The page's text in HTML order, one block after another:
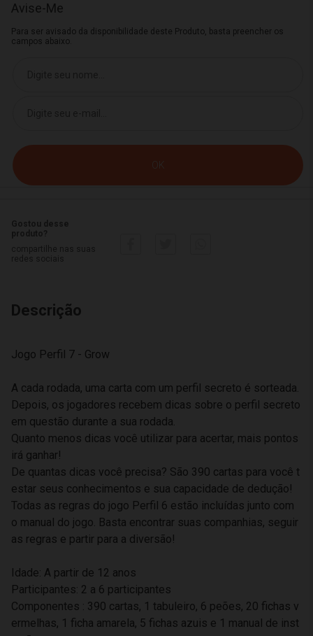
Avise-Me
Para ser avisado da disponibilidade deste Produto, basta preencher os
campos abaixo.
Descrição
Jogo Perfil 7 - Grow
A cada rodada, uma carta com um perfil secreto é sorteada.
Depois, os jogadores recebem dicas sobre o perfil secreto
em questão durante a sua rodada.
Quanto menos dicas você utilizar para acertar, mais pontos
irá ganhar!
De quantas dicas você precisa? São 390 cartas para você t
estar seus conhecimentos e sua capacidade de dedução!
Todas as regras do jogo Perfil 6 estão incluídas junto com
o manual do jogo. Basta encontrar suas companhias, seguir
as regras e partir para a diversão!
Idade: A partir de 12 anos
Participantes: 2 a 6 participantes
Componentes : 390 cartas, 1 tabuleiro, 6 peões, 20 fichas v
ermelhas, 1 ficha amarela, 5 fichas azuis e 1 manual de inst